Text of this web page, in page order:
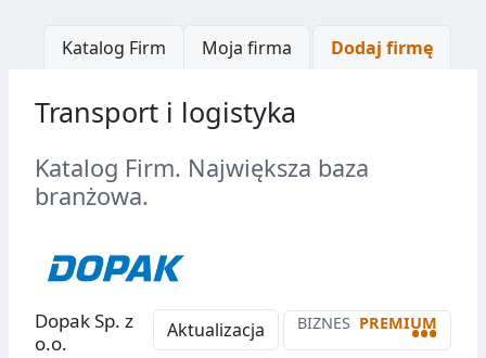
Katalog Firm Moja firma Dodaj firmę
Transport i logistyka
Katalog Firm. Największa baza
branżowa.
Aktualizacja BIZNES PREMIUM
•••
Dopak Sp. z
o.o.